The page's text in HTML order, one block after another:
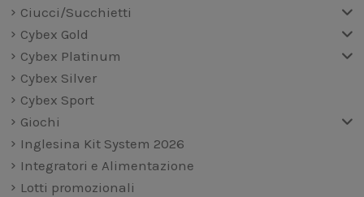
Ciucci/Succhietti
Cybex Gold
Cybex Platinum
Cybex Silver
Cybex Sport
Giochi
Inglesina Kit System 2026
Integratori e Alimentazione
Lotti promozionali